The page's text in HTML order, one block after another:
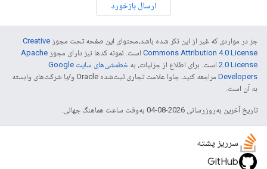
ارسال بازخورد
جز در مواردی که غیر از این ذکر شده باشد،‌محتوای این صفحه تحت مجوز Creative
Commons Attribution 4.0 License است. نمونه کدها نیز دارای مجوز Apache
2.0 License است. برای اطلاع از جزئیات، به
خطمشی‌های سایت Google
Developers‏
مراجعه کنید. جاوا علامت تجاری ثبت‌شده Oracle و/یا شرکت‌های وابسته
به آن است.
تاریخ آخرین به‌روزرسانی 2026-08-04 به‌وقت ساعت هماهنگ جهانی.
سرریز پشته
GitHub